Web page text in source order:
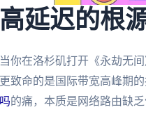
高延迟的根
当你在洛杉矶打开《永劫无
更致命的是国际带宽高峰期
吗的痛，本质是网络路由缺